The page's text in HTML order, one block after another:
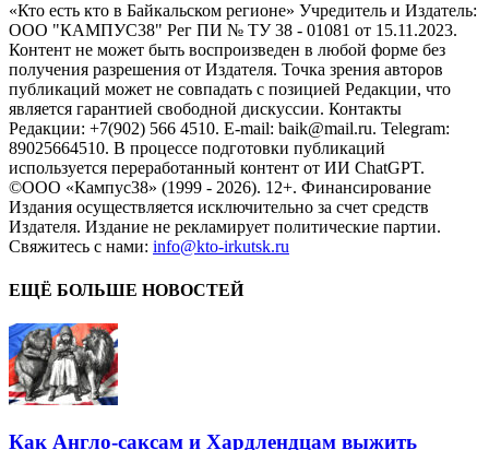
«Кто есть кто в Байкальском регионе» Учредитель и Издатель:
ООО "КАМПУС38" Рег ПИ № ТУ 38 - 01081 от 15.11.2023.
Контент не может быть воспроизведен в любой форме без
получения разрешения от Издателя. Точка зрения авторов
публикаций может не совпадать с позицией Редакции, что
является гарантией свободной дискуссии. Контакты
Редакции: +7(902) 566 4510. E-mail: baik@mail.ru. Telegram:
89025664510. В процессе подготовки публикаций
используется переработанный контент от ИИ ChatGPT.
©ООО «Кампус38» (1999 - 2026). 12+. Финансирование
Издания осуществляется исключительно за счет средств
Издателя. Издание не рекламирует политические партии.
Свяжитесь с нами: info@kto-irkutsk.ru
ЕЩЁ БОЛЬШЕ НОВОСТЕЙ
Как Англо-саксам и Хардлендцам выжить